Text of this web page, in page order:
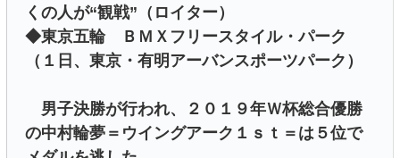
くの人が“観戦”（ロイター）
◆東京五輪 ＢＭＸフリースタイル・パーク
（１日、東京・有明アーバンスポーツパーク）
男子決勝が行われ、２０１９年Ｗ杯総合優勝
の中村輪夢＝ウイングアーク１ｓｔ＝は５位で